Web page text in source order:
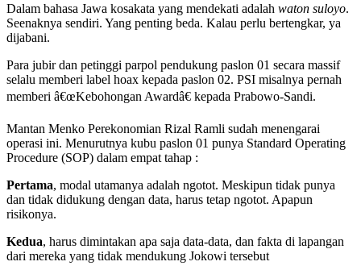
Dalam bahasa Jawa kosakata yang mendekati adalah waton suloyo.
Seenaknya sendiri. Yang penting beda. Kalau perlu bertengkar, ya
dijabani.
Para jubir dan petinggi parpol pendukung paslon 01 secara massif
selalu memberi label hoax kepada paslon 02. PSI misalnya pernah
memberi â€œKebohongan Awardâ€ kepada Prabowo-Sandi.
Mantan Menko Perekonomian Rizal Ramli sudah menengarai
operasi ini. Menurutnya kubu paslon 01 punya Standard Operating
Procedure (SOP) dalam empat tahap :
Pertama, modal utamanya adalah ngotot. Meskipun tidak punya
dan tidak didukung dengan data, harus tetap ngotot. Apapun
risikonya.
Kedua, harus dimintakan apa saja data-data, dan fakta di lapangan
dari mereka yang tidak mendukung Jokowi tersebut